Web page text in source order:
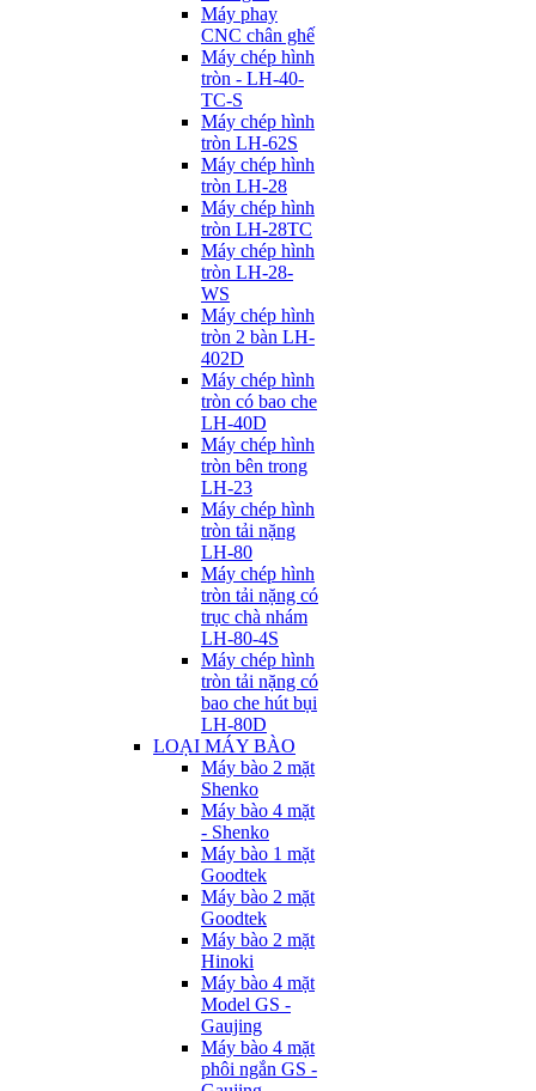
Máy phay
CNC chân ghế
Máy chép hình
tròn - LH-40-
TC-S
Máy chép hình
tròn LH-62S
Máy chép hình
tròn LH-28
Máy chép hình
tròn LH-28TC
Máy chép hình
tròn LH-28-
WS
Máy chép hình
tròn 2 bàn LH-
402D
Máy chép hình
tròn có bao che
LH-40D
Máy chép hình
tròn bên trong
LH-23
Máy chép hình
tròn tải nặng
LH-80
Máy chép hình
tròn tải nặng có
trục chà nhám
LH-80-4S
Máy chép hình
tròn tải nặng có
bao che hút bụi
LH-80D
LOẠI MÁY BÀO
Máy bào 2 mặt
Shenko
Máy bào 4 mặt
- Shenko
Máy bào 1 mặt
Goodtek
Máy bào 2 mặt
Goodtek
Máy bào 2 mặt
Hinoki
Máy bào 4 mặt
Model GS -
Gaujing
Máy bào 4 mặt
phôi ngắn GS -